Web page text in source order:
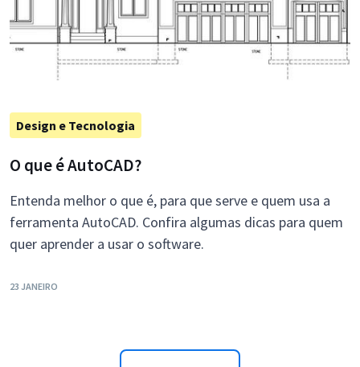
Design e Tecnologia
O que é AutoCAD?
Entenda melhor o que é, para que serve e quem usa a
ferramenta AutoCAD. Confira algumas dicas para quem
quer aprender a usar o software.
23 JANEIRO